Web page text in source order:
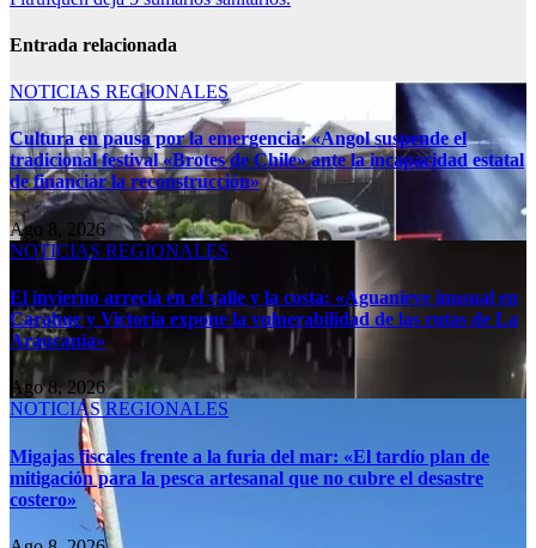
Entrada relacionada
NOTICIAS REGIONALES
Cultura en pausa por la emergencia: «Angol suspende el
tradicional festival «Brotes de Chile» ante la incapacidad estatal
de financiar la reconstrucción»
Ago 8, 2026
NOTICIAS REGIONALES
El invierno arrecia en el valle y la costa: «Aguanieve inusual en
Carahue y Victoria expone la vulnerabilidad de las rutas de La
Araucanía»
Ago 8, 2026
NOTICIAS REGIONALES
Migajas fiscales frente a la furia del mar: «El tardío plan de
mitigación para la pesca artesanal que no cubre el desastre
costero»